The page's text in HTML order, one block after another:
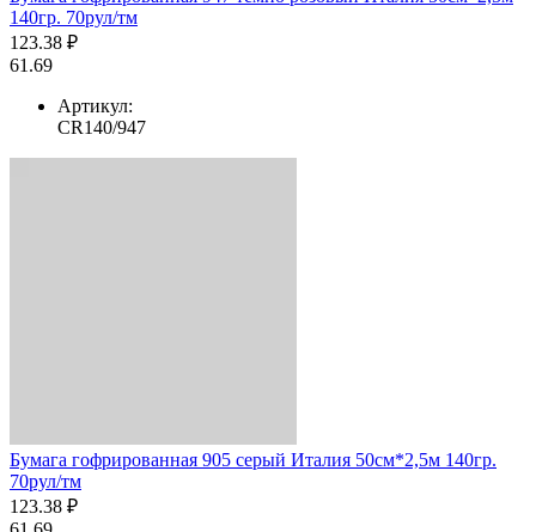
140гр. 70рул/тм
123.38 ₽
61.69
Артикул:
CR140/947
Бумага гофрированная 905 серый Италия 50см*2,5м 140гр.
70рул/тм
123.38 ₽